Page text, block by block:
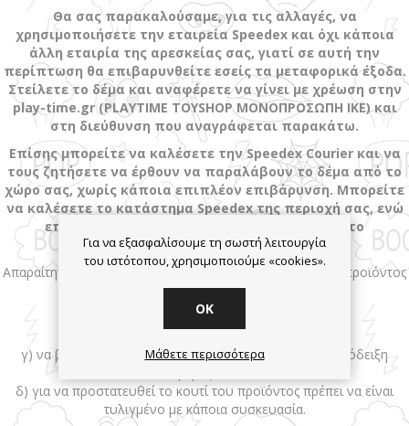
Θα σας παρακαλούσαμε, για τις αλλαγές, να
χρησιμοποιήσετε την εταιρεία Speedex και όχι κάποια
άλλη εταιρία της αρεσκείας σας, γιατί σε αυτή την
περίπτωση θα επιβαρυνθείτε εσείς τα μεταφορικά έξοδα.
Στείλετε το δέμα και αναφέρετε να γίνει με χρέωση στην
play-time.gr (PLAYTIME TOYSHOP ΜΟΝΟΠΡΟΣΩΠΗ ΙΚΕ) και
στη διεύθυνση που αναγράφεται παρακάτω.
Επίσης μπορείτε να καλέσετε την SpeedexCourierκαι να
τους ζητήσετε να έρθουν να παραλάβουν το δέμα από το
χώρο σας, χωρίς κάποια επιπλέον επιβάρυνση. Μπορείτε
να καλέσετε το κατάστημα Speedex της περιοχή σας, ενώ
επιπρόσθετες πληροφορίες θα βρείτε και στο
sitehttp://www.speedex.gr/
Απαραίτητη προϋπόθεση για την αλλαγή/επιστροφή του προϊόντος
είναι:
α) να μην είναι χρησιμοποιημένο.
γ) να βρίσκεται στην αρχική του συσκευασία με την απόδειξη
δ) για να προστατευθεί το κουτί του προϊόντος πρέπει να είναι
τυλιγμένο με κάποια συσκευασία.
Για να εξασφαλίσουμε τη σωστή λειτουργία
του ιστότοπου, χρησιμοποιούμε «cookies».
OK
Μάθετε περισσότερα